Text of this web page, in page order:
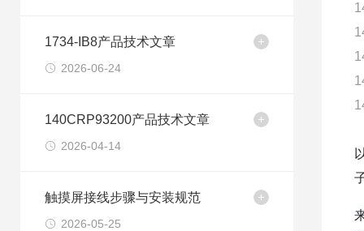
1734-IB8产品技术文章
2026-06-24
140CRP93200产品技术文章
2026-04-14
触摸屏接线步骤与安装规范
2026-05-25